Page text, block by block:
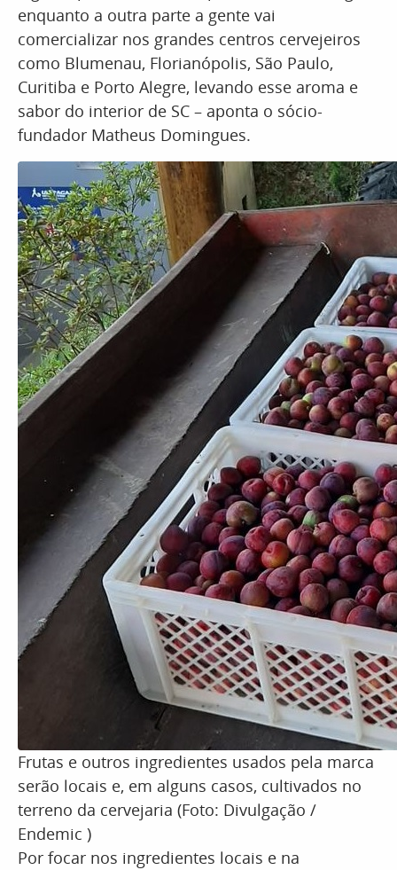
enquanto a outra parte a gente vai
comercializar nos grandes centros cervejeiros
como Blumenau, Florianópolis, São Paulo,
Curitiba e Porto Alegre, levando esse aroma e
sabor do interior de SC – aponta o sócio-
fundador Matheus Domingues.
Frutas e outros ingredientes usados pela marca
serão locais e, em alguns casos, cultivados no
terreno da cervejaria (Foto: Divulgação /
Endemic )
Por focar nos ingredientes locais e na